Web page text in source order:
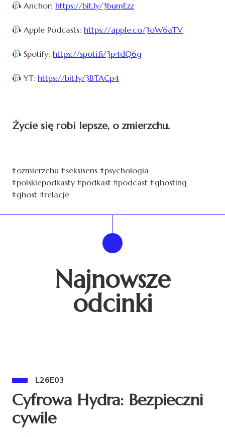
Anchor:https://bit.ly/3bumEzz
Apple Podcasts:https://apple.co/3oW6aTV
Spotify:https://spoti.fi/3p4dQ6g
YT:https://bit.ly/3BTACp4
Życie się robi lepsze, o zmierzchu.
#ozmierzchu #seksisens #psychologia
#polskiepodkasty #podkast #podcast #ghosting
#ghost #relacje
Najnowsze
odcinki
L26E03
Cyfrowa Hydra: Bezpieczni
cywile